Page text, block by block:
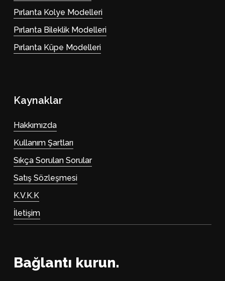
Pırlanta Kolye Modelleri
Pırlanta Bileklik Modelleri
Pırlanta Küpe Modelleri
Kaynaklar
Hakkımızda
Kullanım Şartları
Sıkça Sorulan Sorular
Satış Sözleşmesi
K.V.K.K
İletişim
Bağlantı kurun.